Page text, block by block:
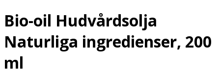
Bio-oil Hudvårdsolja
Naturliga ingredienser, 200
ml